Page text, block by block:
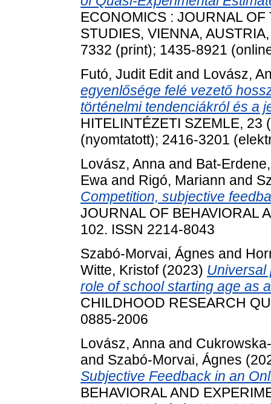
ECONOMICS : JOURNAL
STUDIES, VIENNA,
7332 (print); 1435-8921
Futó, Judit Editand Lovász,
egyenlősége felé vezető
történelmi tendenciákról és a
HITELINTÉZETI SZEMLE,
(nyomtatott); 2416-3201
Lovász, Anna and Bat-
Ewa and Rigó, Mariann and
Competition, subjective
JOURNAL OF BEHAVIORAL
102. ISSN 2214-8043
Szabó-Morvai, Ágnes and
Witte, Kristof(2023) Universal
role of school starting age as
CHILDHOOD RESEARCH
0885-2006
Lovász, Anna and
and Szabó-Morvai, Ágnes
Subjective Feedback in an
BEHAVIORAL AND